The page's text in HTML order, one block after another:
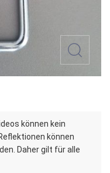
können kein
können
Daher gilt für alle